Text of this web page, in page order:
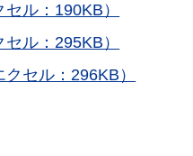
ル：190KB）
ル：295KB）
セル：296KB）